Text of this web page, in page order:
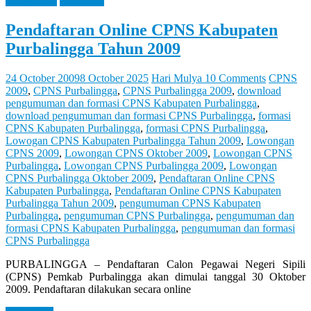
Feel
It
Pendaftaran Online CPNS Kabupaten
Purbalingga Tahun 2009
24 October 20098 October 2025 Hari Mulya 10 Comments CPNS
2009, CPNS Purbalingga, CPNS Purbalingga 2009, download
pengumuman dan formasi CPNS Kabupaten Purbalingga,
download pengumuman dan formasi CPNS Purbalingga, formasi
CPNS Kabupaten Purbalingga, formasi CPNS Purbalingga,
Lowogan CPNS Kabupaten Purbalingga Tahun 2009, Lowongan
CPNS 2009, Lowongan CPNS Oktober 2009, Lowongan CPNS
Purbalingga, Lowongan CPNS Purbalingga 2009, Lowongan
CPNS Purbalingga Oktober 2009, Pendaftaran Online CPNS
Kabupaten Purbalingga, Pendaftaran Online CPNS Kabupaten
Purbalingga Tahun 2009, pengumuman CPNS Kabupaten
Purbalingga, pengumuman CPNS Purbalingga, pengumuman dan
formasi CPNS Kabupaten Purbalingga, pengumuman dan formasi
CPNS Purbalingga
PURBALINGGA – Pendaftaran Calon Pegawai Negeri Sipili
(CPNS) Pemkab Purbalingga akan dimulai tanggal 30 Oktober
2009. Pendaftaran dilakukan secara online